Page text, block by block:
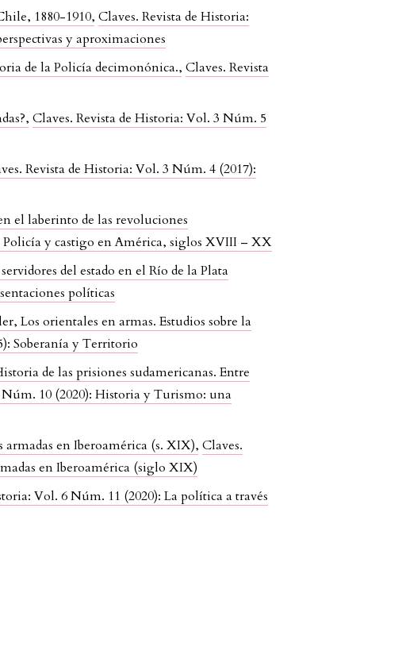
1880-1910,Claves. Revista de Historia:
y aproximaciones
de la Policía decimonónica.,Claves. Revista
,Claves. Revista de Historia: Vol. 3 Núm. 5
Revista de Historia: Vol. 3 Núm. 4 (2017):
el laberinto de las revoluciones
Policía y castigo en América, siglos XVIII – XX
del estado en el Río de la Plata
políticas
Los orientales en armas. Estudios sobre la
Soberanía y Territorio
de las prisiones sudamericanas. Entre
10 (2020): Historia y Turismo: una
armadas en Iberoamérica (s. XIX),Claves.
en Iberoamérica (siglo XIX)
Vol. 6 Núm. 11 (2020): La política a través